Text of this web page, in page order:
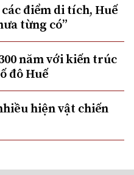
điểm di tích, Huế
từng có”
năm với kiến trúc
đô Huế
hiện vật chiến